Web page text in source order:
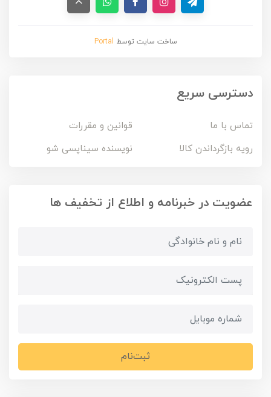
ساخت سایت توسط Portal
دسترسی سریع
تماس با ما
قوانین و مقررات
رویه بازگرداندن کالا
نویسنده سیناپسی شو
عضویت در خبرنامه و اطلاع از تخفیف ها
ثبت‌نام